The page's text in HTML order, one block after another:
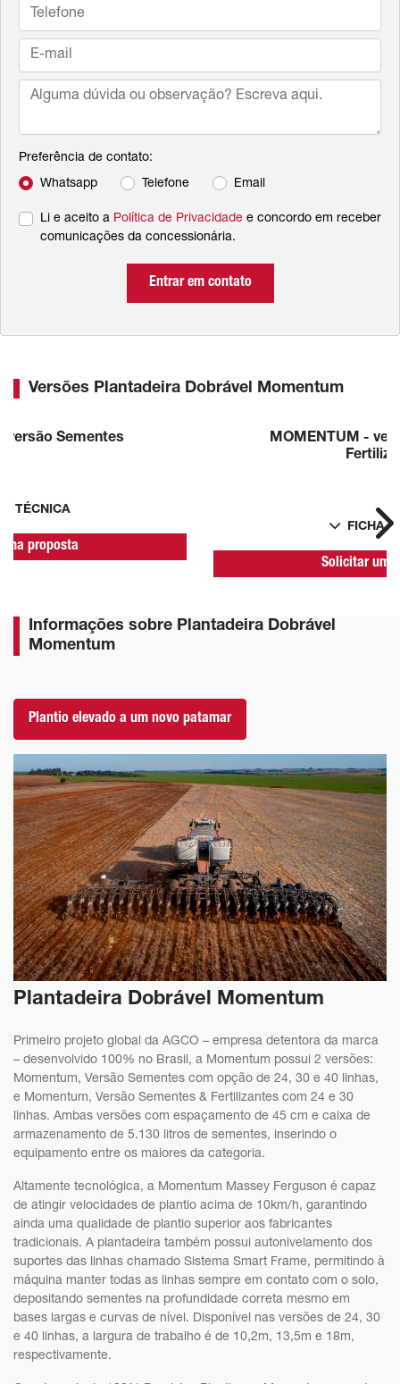
Preferência de contato:
Whatsapp Telefone Email
Li e aceito a Política de Privacidade e concordo em receber
comunicações da concessionária.
Entrar em contato
Versões Plantadeira Dobrável Momentum
versão Sementes
TÉCNICA
proposta
MOMENTUM -
FICHA
Solicitar
Informações sobre Plantadeira Dobrável
Momentum
Plantio elevado a um novo patamar
Plantadeira Dobrável Momentum
Primeiro projeto global da AGCO – empresa detentora da marca
– desenvolvido 100% no Brasil, a Momentum possui 2 versões:
Momentum, Versão Sementes com opção de 24, 30 e 40 linhas,
e Momentum, Versão Sementes & Fertilizantes com 24 e 30
linhas. Ambas versões com espaçamento de 45 cm e caixa de
armazenamento de 5.130 litros de sementes, inserindo o
equipamento entre os maiores da categoria.
Altamente tecnológica, a Momentum Massey Ferguson é capaz
de atingir velocidades de plantio acima de 10km/h, garantindo
ainda uma qualidade de plantio superior aos fabricantes
tradicionais. A plantadeira também possui autonivelamento dos
suportes das linhas chamado Sistema Smart Frame, permitindo à
máquina manter todas as linhas sempre em contato com o solo,
depositando sementes na profundidade correta mesmo em
bases largas e curvas de nível. Disponível nas versões de 24, 30
e 40 linhas, a largura de trabalho é de 10,2m, 13,5m e 18m,
respectivamente.